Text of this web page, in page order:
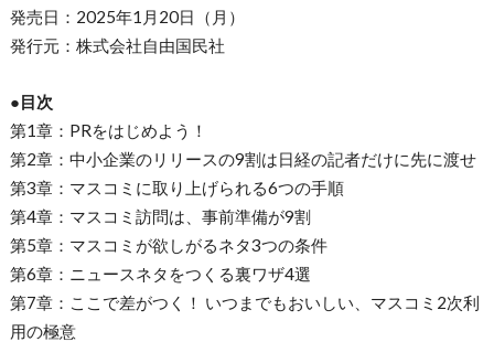
発売日：2025年1月20日（月）
発行元：株式会社自由国民社
●目次
第1章：PRをはじめよう！
第2章：中小企業のリリースの9割は日経の記者だけに先に渡せ
第3章：マスコミに取り上げられる6つの手順
第4章：マスコミ訪問は、事前準備が9割
第5章：マスコミが欲しがるネタ3つの条件
第6章：ニュースネタをつくる裏ワザ4選
第7章：ここで差がつく！ いつまでもおいしい、マスコミ2次利
用の極意